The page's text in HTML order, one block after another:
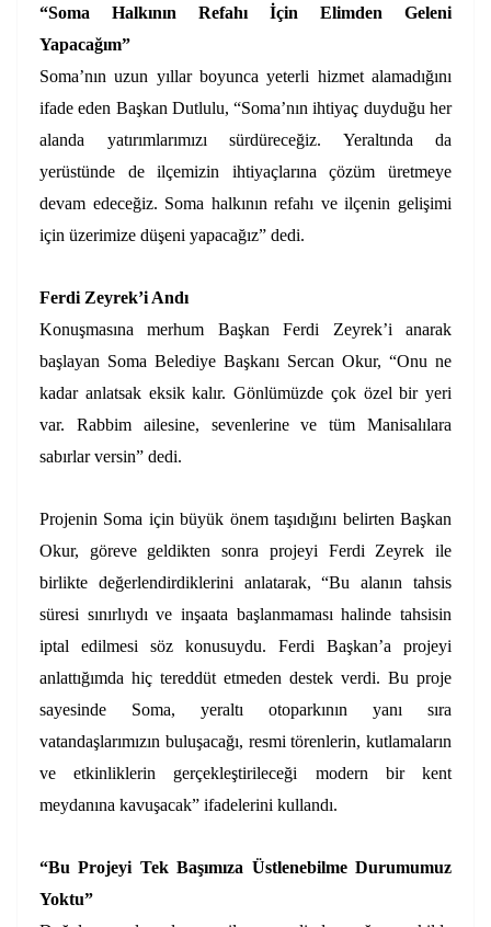
“Soma Halkının Refahı İçin Elimden Geleni
Yapacağım”
Soma’nın uzun yıllar boyunca yeterli hizmet alamadığını
ifade eden Başkan Dutlulu, “Soma’nın ihtiyaç duyduğu her
alanda yatırımlarımızı sürdüreceğiz. Yeraltında da
yerüstünde de ilçemizin ihtiyaçlarına çözüm üretmeye
devam edeceğiz. Soma halkının refahı ve ilçenin gelişimi
için üzerimize düşeni yapacağız” dedi.
Ferdi Zeyrek’i Andı
Konuşmasına merhum Başkan Ferdi Zeyrek’i anarak
başlayan Soma Belediye Başkanı Sercan Okur, “Onu ne
kadar anlatsak eksik kalır. Gönlümüzde çok özel bir yeri
var. Rabbim ailesine, sevenlerine ve tüm Manisalılara
sabırlar versin” dedi.
Projenin Soma için büyük önem taşıdığını belirten Başkan
Okur, göreve geldikten sonra projeyi Ferdi Zeyrek ile
birlikte değerlendirdiklerini anlatarak, “Bu alanın tahsis
süresi sınırlıydı ve inşaata başlanmaması halinde tahsisin
iptal edilmesi söz konusuydu. Ferdi Başkan’a projeyi
anlattığımda hiç tereddüt etmeden destek verdi. Bu proje
sayesinde Soma, yeraltı otoparkının yanı sıra
vatandaşlarımızın buluşacağı, resmi törenlerin, kutlamaların
ve etkinliklerin gerçekleştirileceği modern bir kent
meydanına kavuşacak” ifadelerini kullandı.
“Bu Projeyi Tek Başımıza Üstlenebilme Durumumuz
Yoktu”